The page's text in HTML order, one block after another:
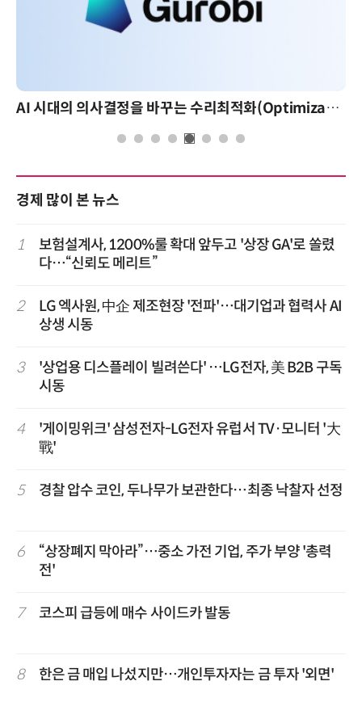
AI 시대의 의사결정을 바꾸는 수리최적화(Optimization): 실제 산업 적용 사례와 활용 전략
경제 많이 본 뉴스
1
보험설계사, 1200%룰 확대 앞두고 '상장 GA'로 쏠렸
다…“신뢰도 메리트”
2
LG 엑사원, 中企 제조현장 '전파'…대기업과 협력사 AI
상생 시동
3
'상업용 디스플레이 빌려쓴다' …LG전자, 美 B2B 구독
시동
4
'게이밍위크' 삼성전자-LG전자 유럽서 TV·모니터 '大
戰'
5 경찰 압수 코인, 두나무가 보관한다…최종 낙찰자 선정
6
“상장폐지 막아라”…중소 가전 기업, 주가 부양 '총력
전'
7 코스피 급등에 매수 사이드카 발동
8 한은 금 매입 나섰지만…개인투자자는 금 투자 '외면'